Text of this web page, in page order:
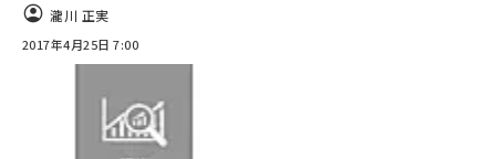
瀧川 正実
2017年4月25日 7:00